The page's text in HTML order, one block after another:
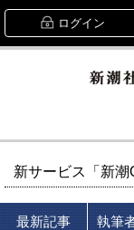
ログイン
新サービス「新
最新記事 執筆